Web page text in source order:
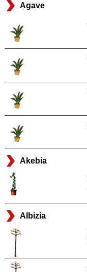
Agave
Akebia
Albizia